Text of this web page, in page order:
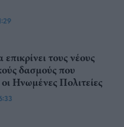
τους νέους
δασμούς που
Ηνωμένες Πολιτείες